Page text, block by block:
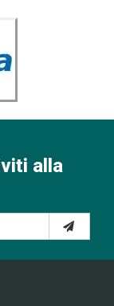
alla